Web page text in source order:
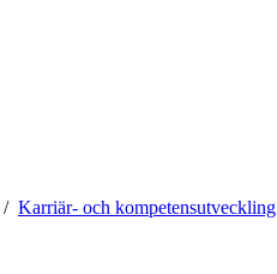
Karriär- och kompetensutveckling